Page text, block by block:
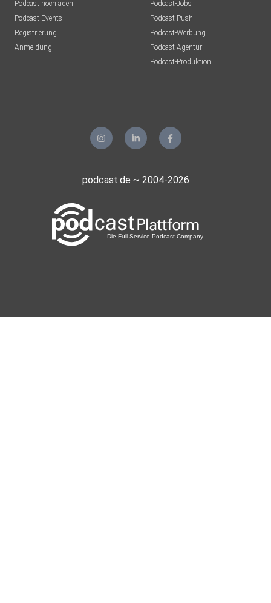
Podcast hochladen
Podcast-Events
Registrierung
Anmeldung
Podcast-Jobs
Podcast-Push
Podcast-Werbung
Podcast-Agentur
Podcast-Produktion
podcast.de ~ 2004-2026